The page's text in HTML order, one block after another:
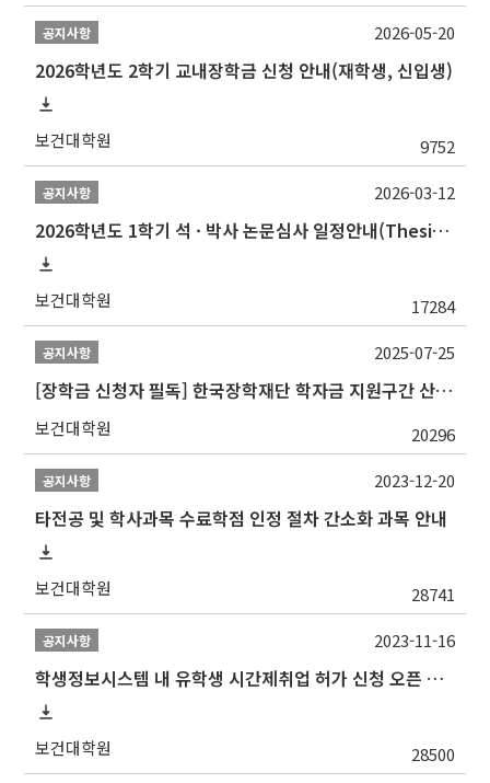
공지사항
2026학년도 2학기 교내장학금 신청 안내(재학생, 신입생)
보건대학원 9752
2026-05-20
공지사항
2026학년도 1학기 석 · 박사 논문심사 일정안내(Thesis Defense Schedules)
보건대학원 17284
2026-03-12
공지사항
[장학금 신청자 필독] 한국장학재단 학자금 지원구간 산정 권고
보건대학원 20296
2025-07-25
공지사항
타전공 및 학사과목 수료학점 인정 절차 간소화 과목 안내
보건대학원 28741
2023-12-20
공지사항
학생정보시스템 내 유학생 시간제취업 허가 신청 오픈 안내
보건대학원 28500
2023-11-16